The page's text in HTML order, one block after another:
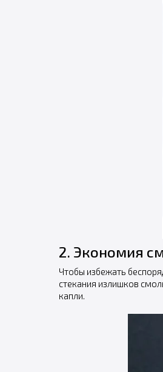
2. Экономия
Чтобы избежать
стекания излишков
капли.